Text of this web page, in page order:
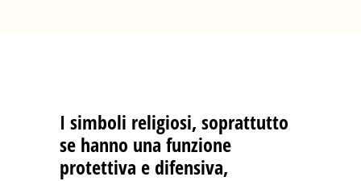
I simboli religiosi, soprattutto
se hanno una funzione
protettiva e difensiva,